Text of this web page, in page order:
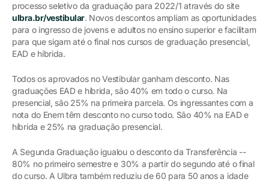
processo seletivo da graduação para 2022/1 através do site
ulbra.br/vestibular. Novos descontos ampliam as oportunidades
para o ingresso de jovens e adultos no ensino superior e facilitam
para que sigam até o final nos cursos de graduação presencial,
EAD e híbrida.
Todos os aprovados no Vestibular ganham desconto. Nas
graduações EAD e híbrida, são 40% em todo o curso. Na
presencial, são 25% na primeira parcela. Os ingressantes com a
nota do Enem têm desconto no curso todo. São 40% na EAD e
híbrida e 25% na graduação presencial.
A Segunda Graduação igualou o desconto da Transferência --
80% no primeiro semestre e 30% a partir do segundo até o final
do curso. A Ulbra também reduziu de 60 para 50 anos a idade